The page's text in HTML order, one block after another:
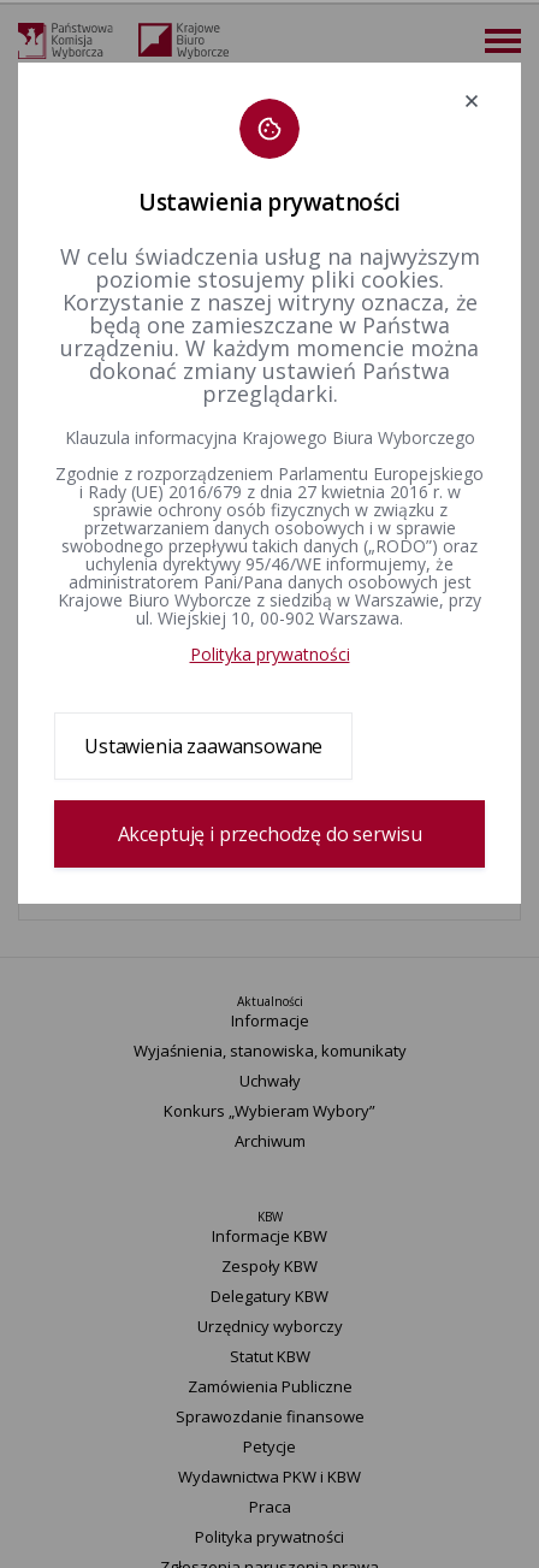
Deklaracja dostępności
19-07-2026
KALENDARIUM 26-07-2026
02-08-2026
Wybory uzupełniające do Rady Miejskiej w Strzelcach
Krajeńskich zarządzone na dzień 26 lipca 2026 r. - okręg
Wybory uzupełniające do Rady Miejskiej Władysławowa w
okręgu wyborczym Nr 3 zarządzone na dzień 26 lipca 2026 r.
Wybory zostały przeprowadzone. Głosowanie nie odbyło się.
Wybory uzupełniające do Rady Gminy Niechanowo w okręgu
Wybory uzupełniające do Rady Miasta i Gminy Miasteczko
Przedterminowe wybory wójta gminy Raciążek zarządzone na
Aktualności
Informacje
Wyjaśnienia, stanowiska, komunikaty
Uchwały
Konkurs „Wybieram Wybory”
Archiwum
KBW
Informacje KBW
Zespoły KBW
Delegatury ​KBW
Urzędnicy wyborczy
Statut K​BW
Zamówienia Publiczne
Sprawozdanie finansowe
Petycje
Wydawnictwa PKW i KBW
Praca
Polityka prywatności
Ustawienia prywatności
W celu świadczenia usług na najwyższym
poziomie stosujemy pliki cookies.
Korzystanie z naszej witryny oznacza, że
będą one zamieszczane w Państwa
urządzeniu. W każdym momencie można
dokonać zmiany ustawień Państwa
przeglądarki.
Klauzula informacyjna Krajowego Biura Wyborczego
Zgodnie z rozporządzeniem Parlamentu Europejskiego
i Rady (UE) 2016/679 z dnia 27 kwietnia 2016 r. w
sprawie ochrony osób fizycznych w związku z
przetwarzaniem danych osobowych i w sprawie
swobodnego przepływu takich danych („RODO”) oraz
uchylenia dyrektywy 95/46/WE informujemy, że
administratorem Pani/Pana danych osobowych jest
Krajowe Biuro Wyborcze z siedzibą w Warszawie, przy
ul. Wiejskiej 10, 00-902 Warszawa.
Polityka prywatności
Ustawienia zaawansowane
Akceptuję i przechodzę do serwisu